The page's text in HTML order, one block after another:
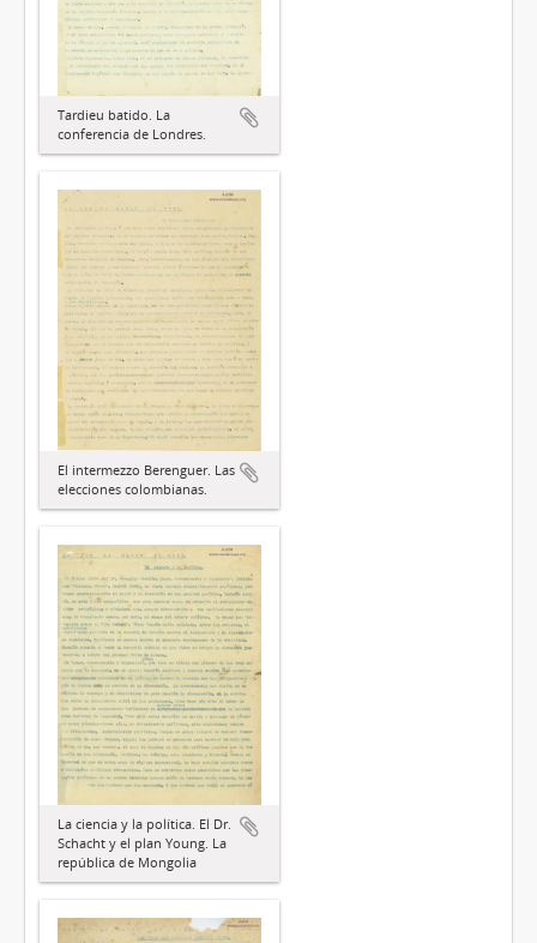
Tardieu batido. La
conferencia de Londres.
El intermezzo Berenguer. Las
elecciones colombianas.
La ciencia y la política. El Dr.
Schacht y el plan Young. La
república de Mongolia